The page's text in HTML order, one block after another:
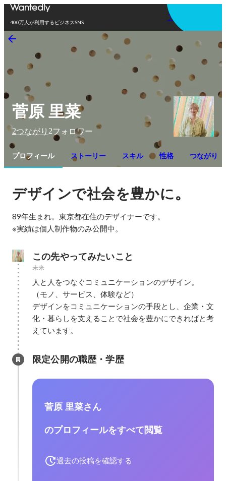
400万人が利用するビジネスSNS
アプリを使う
菅原 里菜
2つながり 2フォロワー
プロフィール ストーリー スキル 性格 つながり
デザインで社会を豊かに。
89年生まれ。東京都在住のデザイナーです。
※実績は個人制作物のみ公開中。
この先やってみたいこと
未来
人と人をつなぐコミュニケーションのデザイン。
（モノ、サービス、体験など）
デザインをコミュニケーションの手段とし、企業・文
化・暮らしを支えることで社会を豊かにできればと考
えています。
限定公開の職歴・学歴
菅原 里菜さん
のプロフィールをすべて閲覧
過去の投稿を確認する